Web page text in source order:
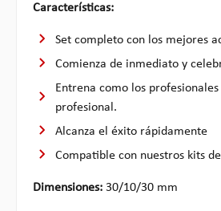
Características:
Set completo con los mejores
Comienza de inmediato y
Entrena como los
profesional.
Alcanza el éxito rápidamente
Compatible con nuestros kits
Dimensiones: 30/10/30 mm